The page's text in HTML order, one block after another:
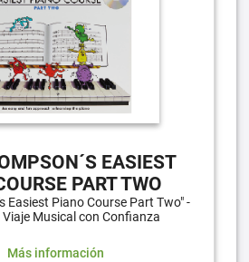
EASIEST
PART TWO
Easiest Piano Course Part Two" -
Musical con Confianza
Más información